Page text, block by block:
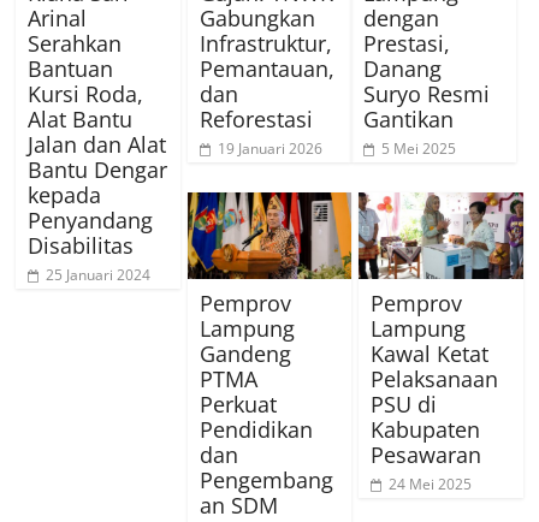
Arinal
Serahkan
Bantuan
Kursi Roda,
Alat Bantu
Jalan dan Alat
Bantu Dengar
kepada
Penyandang
Disabilitas
25 Januari 2024
Gabungkan
Infrastruktur,
Pemantauan,
dan
Reforestasi
19 Januari 2026
dengan
Prestasi,
Danang
Suryo Resmi
Gantikan
5 Mei 2025
Pemprov
Lampung
Gandeng
PTMA
Perkuat
Pendidikan
dan
Pengembang
an SDM
Pemprov
Lampung
Kawal Ketat
Pelaksanaan
PSU di
Kabupaten
Pesawaran
24 Mei 2025